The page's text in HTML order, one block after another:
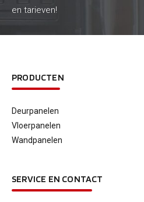
en tarieven!
PRODUCTEN
Deurpanelen
Vloerpanelen
Wandpanelen
SERVICE EN CONTACT